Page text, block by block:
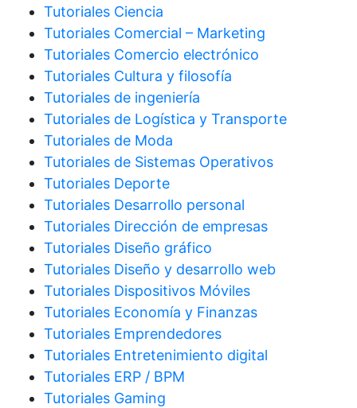
Tutoriales Ciencia
Tutoriales Comercial – Marketing
Tutoriales Comercio electrónico
Tutoriales Cultura y filosofía
Tutoriales de ingeniería
Tutoriales de Logística y Transporte
Tutoriales de Moda
Tutoriales de Sistemas Operativos
Tutoriales Deporte
Tutoriales Desarrollo personal
Tutoriales Dirección de empresas
Tutoriales Diseño gráfico
Tutoriales Diseño y desarrollo web
Tutoriales Dispositivos Móviles
Tutoriales Economía y Finanzas
Tutoriales Emprendedores
Tutoriales Entretenimiento digital
Tutoriales ERP / BPM
Tutoriales Gaming